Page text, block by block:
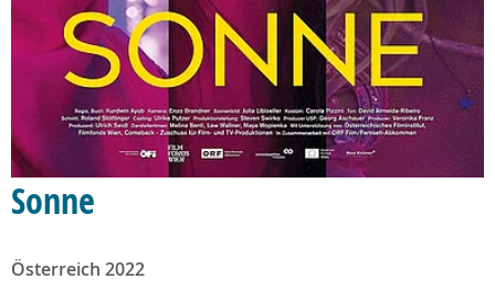
Sonne
Österreich 2022